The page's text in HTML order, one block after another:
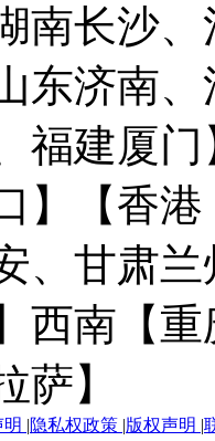
南长沙
东济南
福建厦门
】
【香
、甘肃
西南【
萨】
|隐私权政策 |版权声明 |